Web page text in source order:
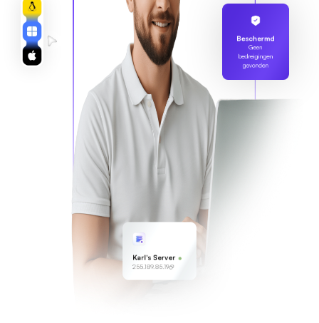
Beschermd
Geen
bedreigingen
gevonden
Karl's Server
255.189.85.19